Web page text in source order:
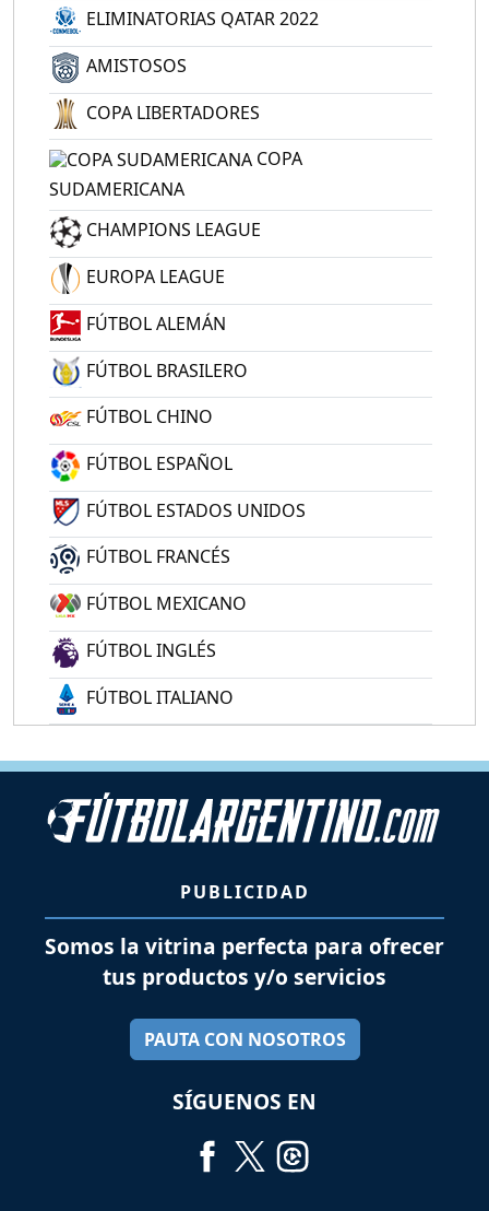
ELIMINATORIAS QATAR 2022
AMISTOSOS
COPA LIBERTADORES
COPA
SUDAMERICANA
CHAMPIONS LEAGUE
EUROPA LEAGUE
FÚTBOL ALEMÁN
FÚTBOL BRASILERO
FÚTBOL CHINO
FÚTBOL ESPAÑOL
FÚTBOL ESTADOS UNIDOS
FÚTBOL FRANCÉS
FÚTBOL MEXICANO
FÚTBOL INGLÉS
FÚTBOL ITALIANO
PUBLICIDAD
Somos la vitrina perfecta para ofrecer
tus productos y/o servicios
PAUTA CON NOSOTROS
SÍGUENOS EN